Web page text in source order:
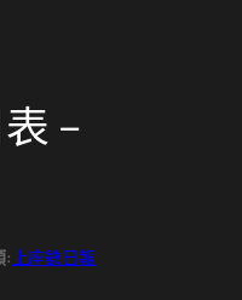
–
: 上座數日報